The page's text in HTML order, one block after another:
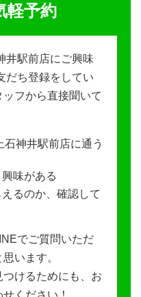
軽予約
井駅前店にご興味
だち登録をしてい
フから直接聞いて
神井駅前店に通う
味がある
るのか、確認して
でご質問いただ
います。
けるためにも、お